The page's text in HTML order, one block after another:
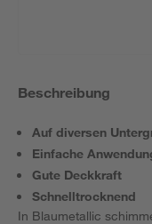
Beschreibung
Auf diversen
Einfache
Gute Deckkraft
Schnelltrocknend
In Blaumetallic